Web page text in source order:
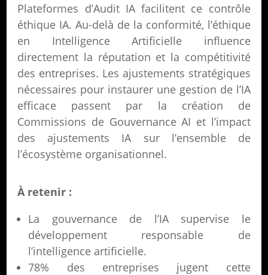
Plateformes d’Audit IA facilitent ce contrôle
éthique IA. Au-delà de la conformité, l’éthique
en Intelligence Artificielle influence
directement la réputation et la compétitivité
des entreprises. Les ajustements stratégiques
nécessaires pour instaurer une gestion de l’IA
efficace passent par la création de
Commissions de Gouvernance AI et l’impact
des ajustements IA sur l’ensemble de
l’écosystème organisationnel.
À retenir :
La gouvernance de l’IA supervise le
développement responsable de
l’intelligence artificielle.
78% des entreprises jugent cette